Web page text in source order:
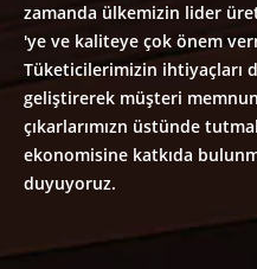
zamanda ülkemizin lider
'ye ve kaliteye çok önem
Tüketicilerimizin ihtiyaçları
geliştirerek müşteri
çıkarlarımızn üstünde
ekonomisine katkıda
duyuyoruz.